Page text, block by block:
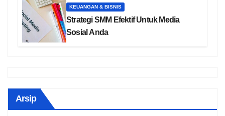
KEUANGAN & BISNIS
Strategi SMM Efektif Untuk Media
Sosial Anda
Arsip